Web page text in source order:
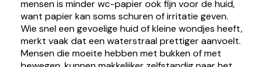
mensen is minder wc-papier ook fijn voor de huid,
want papier kan soms schuren of irritatie geven.
Wie snel een gevoelige huid of kleine wondjes heeft,
merkt vaak dat een waterstraal prettiger aanvoelt.
Mensen die moeite hebben met bukken of met